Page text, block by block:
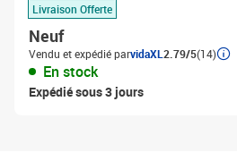
Livraison Offerte
Neuf
Vendu et expédié parvidaXL 2.79/5(14)
En stock
Expédié sous 3 jours